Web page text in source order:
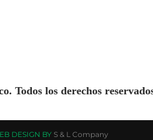
Todos los derechos
DESIGN BY S & L Company